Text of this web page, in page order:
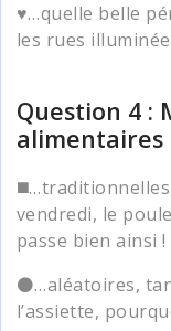
♥️…quelle belle
les rues
Question 4 :
vendredi, le
passe bien ainsi !
⚫…aléatoires,
l’assiette,